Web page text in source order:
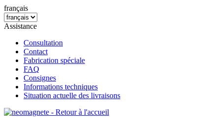
français
Assistance
Consultation
Contact
Fabrication spéciale
FAQ
Consignes
Informations techniques
Situation actuelle des livraisons